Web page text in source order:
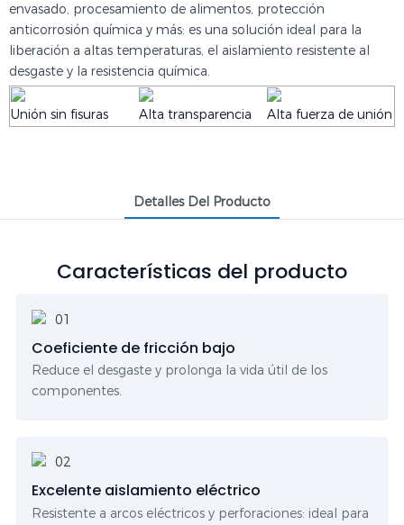
envasado, procesamiento de alimentos, protección
anticorrosión química y más: es una solución ideal para la
liberación a altas temperaturas, el aislamiento resistente al
desgaste y la resistencia química.
Unión sin fisuras Alta transparencia Alta fuerza de unión
Detalles Del Producto
Características del producto
Coeficiente de fricción bajo
Reduce el desgaste y prolonga la vida útil de los
componentes.
Excelente aislamiento eléctrico
Resistente a arcos eléctricos y perforaciones: ideal para